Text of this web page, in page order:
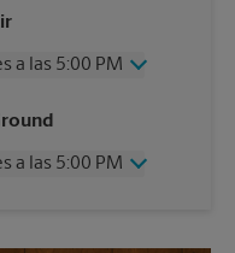
a las 5:00 PM
a las 5:00 PM